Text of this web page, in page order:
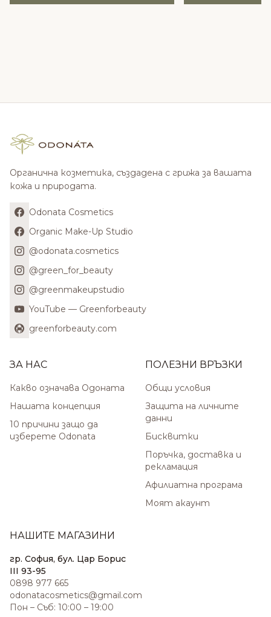
Органична козметика, създадена с грижа за вашата
кожа и природата.
Odonata Cosmetics
Organic Make-Up Studio
@odonata.cosmetics
@green_for_beauty
@greenmakeupstudio
YouTube — Greenforbeauty
greenforbeauty.com
ЗА НАС
Какво означава Одоната
Нашата концепция
10 причини защо да
изберете Odonata
ПОЛЕЗНИ ВРЪЗКИ
Общи условия
Защита на личните
данни
Бисквитки
Поръчка, доставка и
рекламация
Афилиатна програма
Моят акаунт
НАШИТЕ МАГАЗИНИ
гр. София, бул. Цар Борис
III 93-95
0898 977 665
odonatacosmetics@gmail.com
Пон – Съб: 10:00 – 19:00